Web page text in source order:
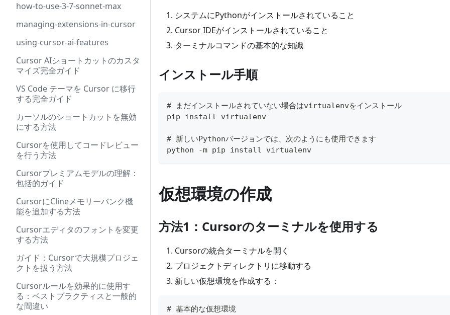
how-to-use-3-7-sonnet-max
managing-extensions-in-cursor
using-cursor-ai-features
Cursor AIショートカットのカスタ
マイズ完全ガイド
VS Code テーマを Cursor に移行
する完全ガイド
カーソルのショートカットを無効
にする方法
Cursorを使用してコードレビュー
を行う方法
Cursorプレミアムモデルの理解：
包括的ガイド
CursorにClineメモリーバンク機
能を追加する方法
Cursorエディタのフォントを変更
する方法
ガイド：Cursorで大規模プロジェ
クトを扱う方法
Cursorルールを効果的に使用す
る：ベストプラクティスと一般的
な間違い
システムにPythonがインストールされていること
Cursor IDEがインストールされていること
ターミナルコマンドの基本的な知識
インストール手順
# まだインストールされていない場合はvirtualenvをインストール
pip install virtualenv
# 新しいPythonバージョンでは、次のようにも使用できます
python -m pip install virtualenv
仮想環境の作成
方法1：Cursorのターミナルを使用する
Cursorの統合ターミナルを開く
プロジェクトディレクトリに移動する
新しい仮想環境を作成する：
# 基本的な仮想環境